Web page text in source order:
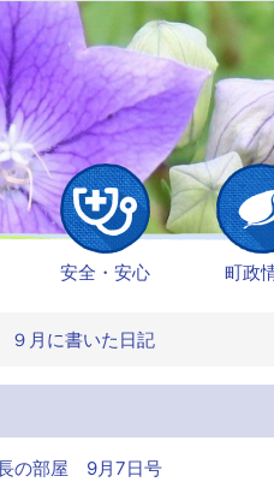
安全・安心 町政
９月に書いた日記
の部屋 9月7日号